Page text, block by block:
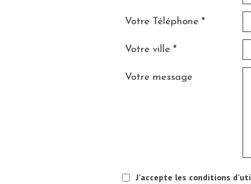
Votre Téléphone *
Votre ville *
Votre message
J'accepte les conditions